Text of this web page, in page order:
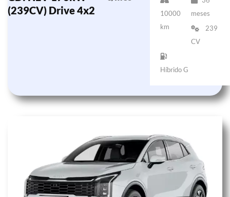
(239CV) Drive 4x2
10000
km
meses
239
CV
Híbrido G